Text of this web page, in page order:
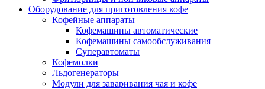
Оборудование для приготовления кофе
Кофейные аппараты
Кофемашины автоматические
Кофемашины самообслуживания
Суперавтоматы
Кофемолки
Льдогенераторы
Модули для заваривания чая и кофе